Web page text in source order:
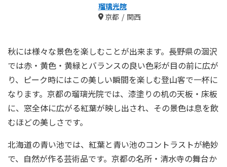
瑠璃光院
京都
関西
秋には様々な景色を楽しむことが出来ます。長野県の涸沢
では赤・黄色・黄緑とバランスの良い色彩が目の前に広が
り、ピーク時にはこの美しい瞬間を楽しむ登山客で一杯に
なります。京都の瑠璃光院では、漆塗りの机の天板・床板
に、窓全体に広がる紅葉が映し出され、その景色は息を飲
むほどの美しさです。
北海道の青い池では、紅葉と青い池のコントラストが絶妙
で、自然が作る芸術品です。京都の名所・清水寺の舞台か